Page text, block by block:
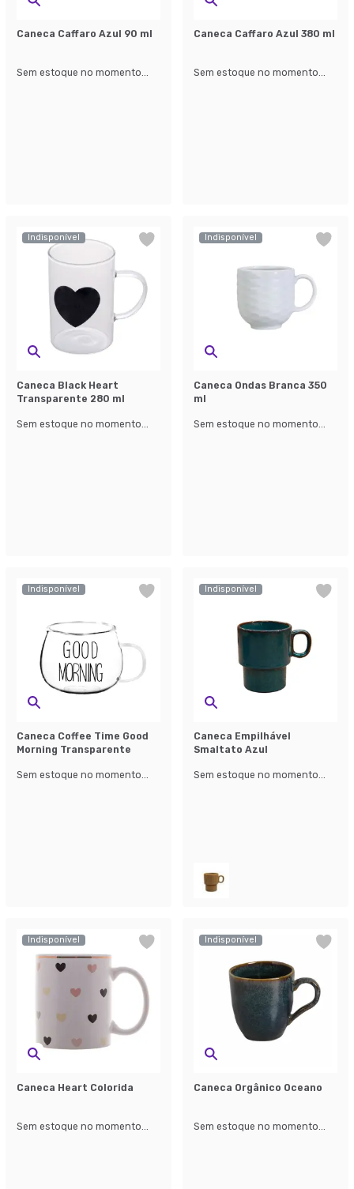
Caneca Caffaro Azul 90 ml
Sem estoque no momento...
Caneca Caffaro Azul 380 ml
Sem estoque no momento...
Indisponível
Caneca Black Heart
Transparente 280 ml
Sem estoque no momento...
Indisponível
Caneca Ondas Branca 350
ml
Sem estoque no momento...
Indisponível
Caneca Coffee Time Good
Morning Transparente
Sem estoque no momento...
Indisponível
Caneca Empilhável
Smaltato Azul
Sem estoque no momento...
Indisponível
Caneca Heart Colorida
Sem estoque no momento...
Indisponível
Caneca Orgânico Oceano
Sem estoque no momento...